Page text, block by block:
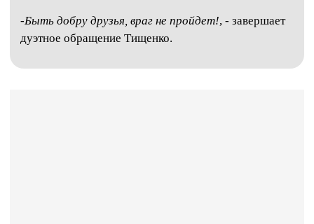
-Быть добру друзья, враг не пройдет!, - завершает
дуэтное обращение Тищенко.